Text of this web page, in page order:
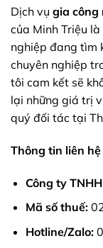
Dịch vụ gia công
của Minh Triệu
nghiệp đang tìm
chuyên nghiệp
tôi cam kết sẽ
lại những giá trị
quý đối tác tại
Thông tin liên
Công ty
Mã số thuế:
Hotline/Zalo: